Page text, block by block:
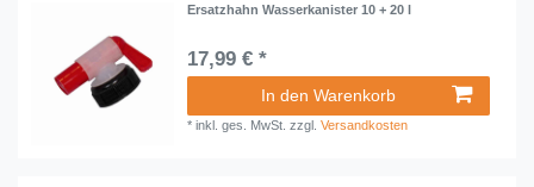
Ersatzhahn Wasserkanister 10 + 20 l
17,99 € *
In den Warenkorb
*inkl. ges. MwSt. zzgl.Versandkosten